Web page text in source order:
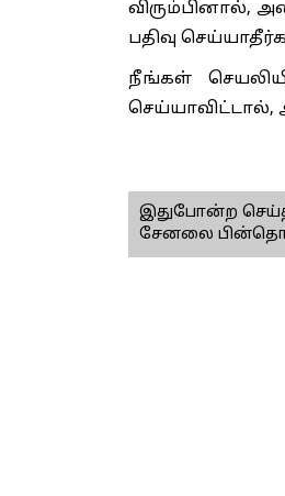
விரும்பினால்,
பதிவு
நீங்கள்
செய்யாவிட்டால்,
இதுபோன்ற
சேனலை